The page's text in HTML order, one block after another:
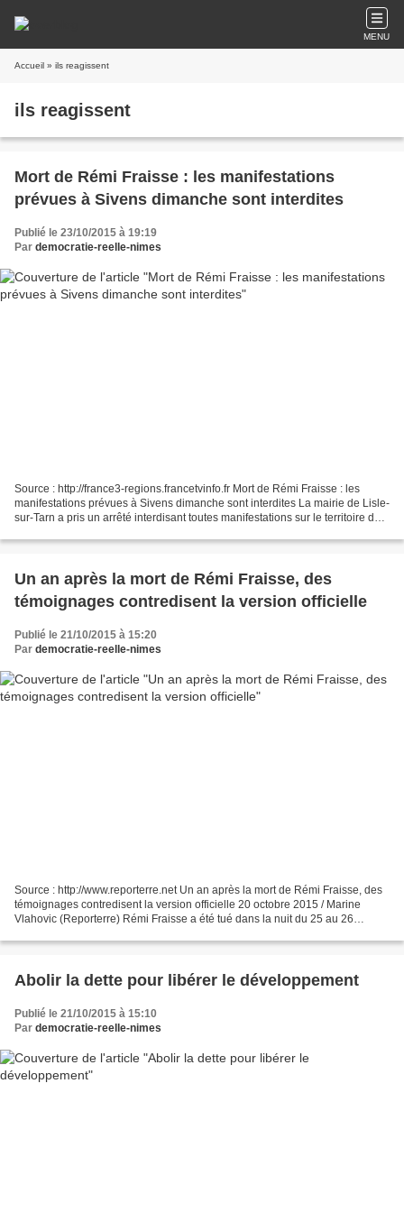
MENU
Accueil » ils reagissent
ils reagissent
Mort de Rémi Fraisse : les manifestations
prévues à Sivens dimanche sont interdites
Publié le 23/10/2015 à 19:19
Par democratie-reelle-nimes
Source : http://france3-regions.francetvinfo.fr Mort de Rémi Fraisse : les
manifestations prévues à Sivens dimanche sont interdites La mairie de Lisle-
sur-Tarn a pris un arrêté interdisant toutes manifestations sur le territoire de
Un an après la mort de Rémi Fraisse, des
témoignages contredisent la version officielle
Publié le 21/10/2015 à 15:20
Par democratie-reelle-nimes
Source : http://www.reporterre.net Un an après la mort de Rémi Fraisse, des
témoignages contredisent la version officielle 20 octobre 2015 / Marine
Vlahovic (Reporterre) Rémi Fraisse a été tué dans la nuit du 25 au 26
Abolir la dette pour libérer le développement
Publié le 21/10/2015 à 15:10
Par democratie-reelle-nimes